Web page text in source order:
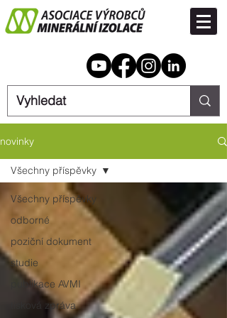
novinky
Všechny příspěvky
odborné
poziční dokument
studie
publikace AVMI
tisková zpráva
Všechny příspěvky